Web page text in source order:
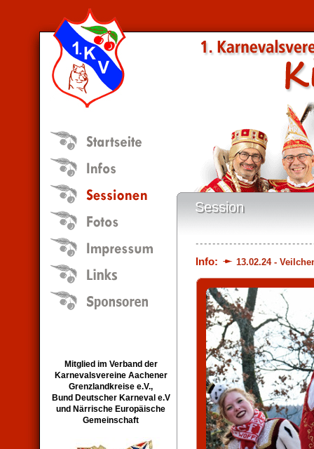
Mitglied im Verband der
Karnevalsvereine Aachener
Grenzlandkreise e.V.,
Bund Deutscher Karneval e.V
und Närrische Europäische
Gemeinschaft
Session
Session
Info: 13.02.24 -